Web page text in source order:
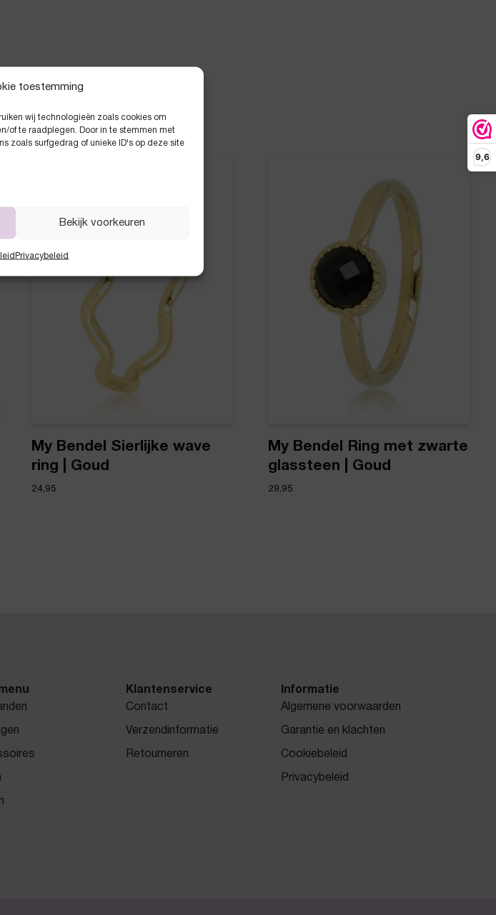
9,6
toestemming
wij technologieën zoals cookies om
of te raadplegen. Door in te stemmen met
zoals surfgedrag of unieke ID's op deze site
Bekijk voorkeuren
Privacybeleid
ook
My Bendel Sierlijke wave
ring | Goud
24,95
My Bendel Ring met zwarte
glassteen | Goud
29,95
Klantenservice
Contact
Verzendinformatie
Retourneren
Informatie
Algemene voorwaarden
Garantie en klachten
Cookiebeleid
Privacybeleid